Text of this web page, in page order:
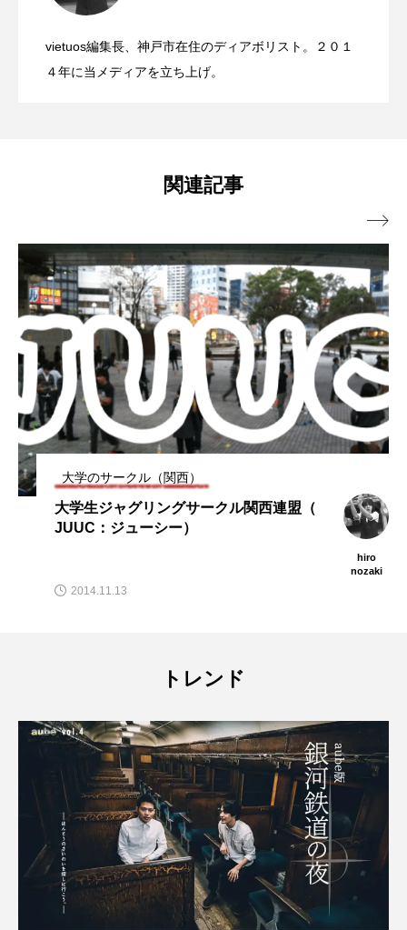
vietuos編集長、神戸市在住のディアボリスト。２０１
４年に当メディアを立ち上げ。
2022.06.21
2022.06.21
催。運営スタッフも募集中。
関連記事
大学のサークル（関西）
大学生ジャグリングサークル関西連盟（
JUUC：ジューシー）
hiro
nozaki
2014.11.13

トレンド